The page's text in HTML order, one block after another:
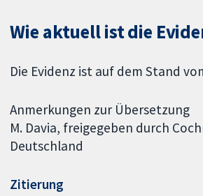
Wie aktuell ist die
Die Evidenz ist auf dem Stand
Anmerkungen zur Übersetzung
M. Davia, freigegeben durch
Deutschland
Zitierung